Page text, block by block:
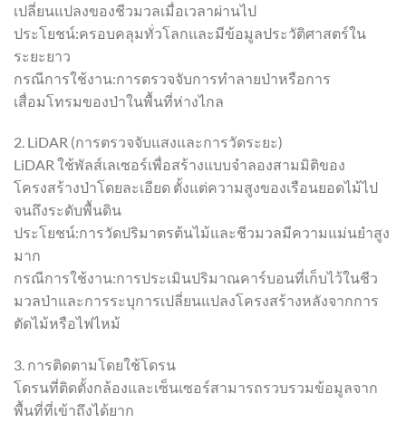
เปลี่ยนแปลงของชีวมวลเมื่อเวลาผ่านไป
ประโยชน์:ครอบคลุมทั่วโลกและมีข้อมูลประวัติศาสตร์ใน
ระยะยาว
กรณีการใช้งาน:การตรวจจับการทำลายป่าหรือการ
เสื่อมโทรมของป่าในพื้นที่ห่างไกล
2. LiDAR (การตรวจจับแสงและการวัดระยะ)
LiDAR ใช้พัลส์เลเซอร์เพื่อสร้างแบบจำลองสามมิติของ
โครงสร้างป่าโดยละเอียด ตั้งแต่ความสูงของเรือนยอดไม้ไป
จนถึงระดับพื้นดิน
ประโยชน์:การวัดปริมาตรต้นไม้และชีวมวลมีความแม่นยำสูง
มาก
กรณีการใช้งาน:การประเมินปริมาณคาร์บอนที่เก็บไว้ในชีว
มวลป่าและการระบุการเปลี่ยนแปลงโครงสร้างหลังจากการ
ตัดไม้หรือไฟไหม้
3. การติดตามโดยใช้โดรน
โดรนที่ติดตั้งกล้องและเซ็นเซอร์สามารถรวบรวมข้อมูลจาก
พื้นที่ที่เข้าถึงได้ยาก